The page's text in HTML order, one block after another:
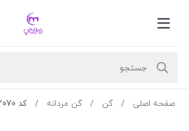
صفحه اصلی گن گن مردانه کد 2070 گن مردانه آرتان رنگ سفید سایزM